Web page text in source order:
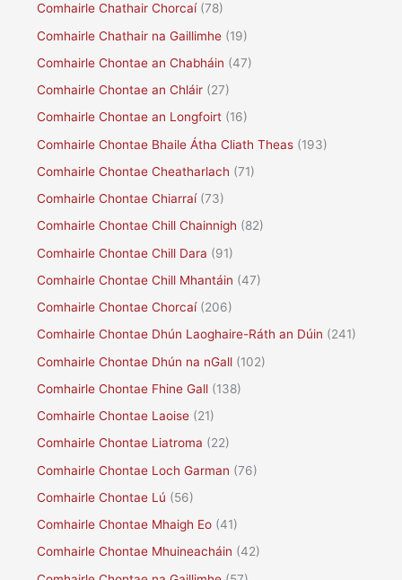
Comhairle Chathair Chorcaí(78)
Comhairle Chathair na Gaillimhe (19)
Comhairle Chontae an Chabháin (47)
Comhairle Chontae an Chláir (27)
Comhairle Chontae an Longfoirt (16)
Comhairle Chontae Bhaile Átha Cliath Theas (193)
Comhairle Chontae Cheatharlach (71)
Comhairle Chontae Chiarraí(73)
Comhairle Chontae Chill Chainnigh (82)
Comhairle Chontae Chill Dara (91)
Comhairle Chontae Chill Mhantáin (47)
Comhairle Chontae Chorcaí(206)
Comhairle Chontae Dhún Laoghaire-Ráth an Dúin (241)
Comhairle Chontae Dhún na nGall (102)
Comhairle Chontae Fhine Gall (138)
Comhairle Chontae Laoise (21)
Comhairle Chontae Liatroma (22)
Comhairle Chontae Loch Garman (76)
Comhairle Chontae Lú (56)
Comhairle Chontae Mhaigh Eo (41)
Comhairle Chontae Mhuineacháin (42)